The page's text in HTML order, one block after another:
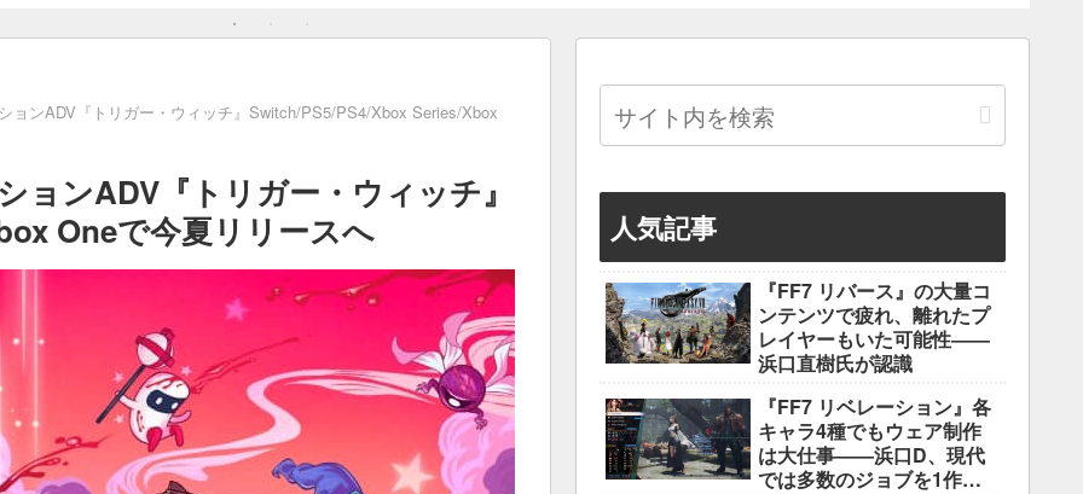
満
ョンADV『トリガー・ウィッチ』Switch/PS5/PS4/Xbox Series/Xbox
ョンADV『トリガー・ウィッチ』
Oneで今夏リリースへ
人気記事
『FF7 リバース』の大量コ
ンテンツで疲れ、離れたプ
レイヤーもいた可能性――
浜口直樹氏が認識
『FF7 リベレーション』各
キャラ4種でもウェア制作
は大仕事――浜口D、現代
では多数のジョブを1作に